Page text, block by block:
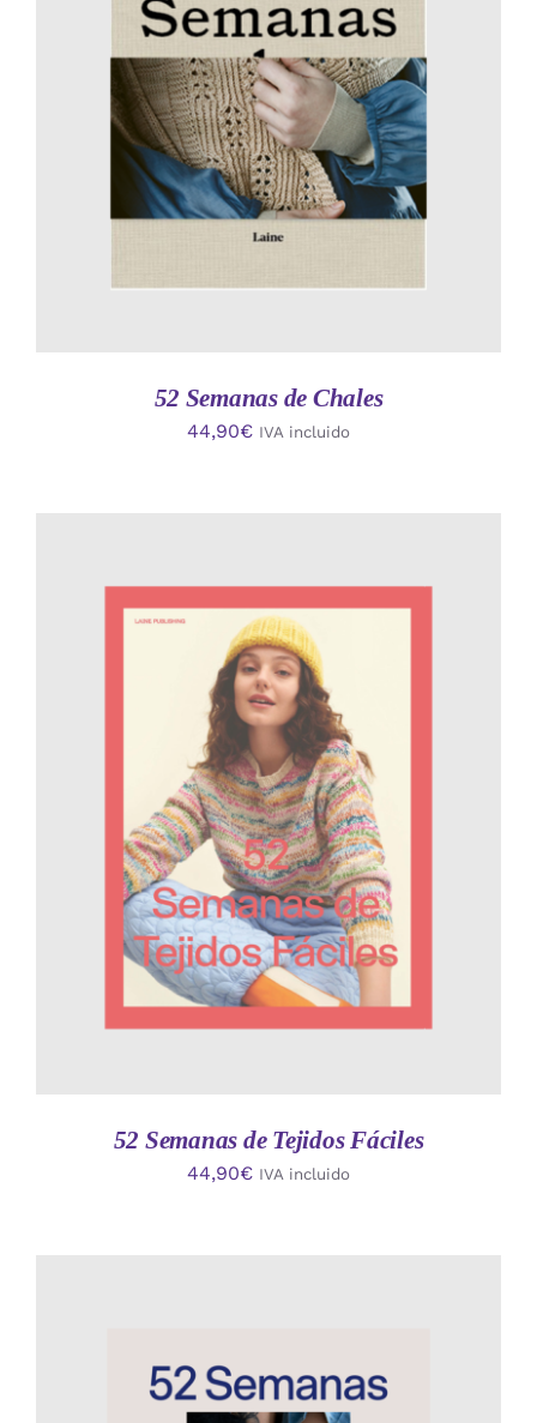
AÑADIR AL CARRITO
/
DETALLES
52 Semanas de Chales
44,90€ IVA incluido
AÑADIR AL CARRITO
/
DETALLES
52 Semanas de Tejidos Fáciles
44,90€ IVA incluido